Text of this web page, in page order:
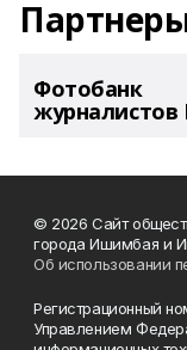
Фотобанк
журналистов
© 2026 Сайт
города Ишимбая и
Об использовании
Регистрационный
Управлением